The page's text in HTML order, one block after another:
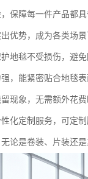
保障每一件产品都
优势，成为各类场
地毯不受损伤，避
，能紧密贴合地毯
现象，无需额外花
化定制服务，可定
论是卷装、片装还